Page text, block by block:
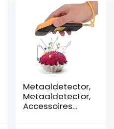
Metaaldetector,
Metaaldetector,
Accessoires